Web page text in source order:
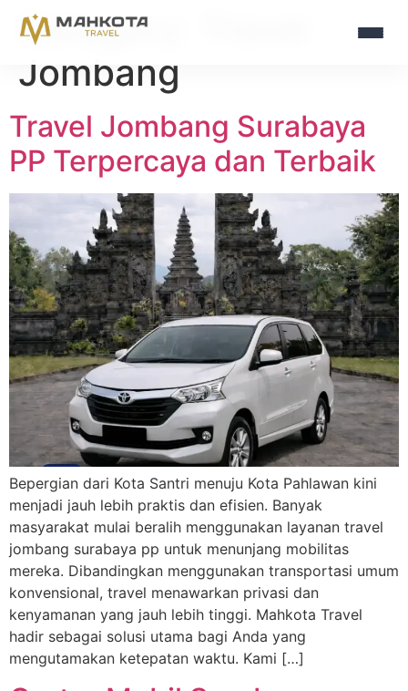
Category:
Jombang
Travel Jombang Surabaya
PP Terpercaya dan Terbaik
Bepergian dari Kota Santri menuju Kota Pahlawan kini
menjadi jauh lebih praktis dan efisien. Banyak
masyarakat mulai beralih menggunakan layanan travel
jombang surabaya pp untuk menunjang mobilitas
mereka. Dibandingkan menggunakan transportasi umum
konvensional, travel menawarkan privasi dan
kenyamanan yang jauh lebih tinggi. Mahkota Travel
hadir sebagai solusi utama bagi Anda yang
mengutamakan ketepatan waktu. Kami […]